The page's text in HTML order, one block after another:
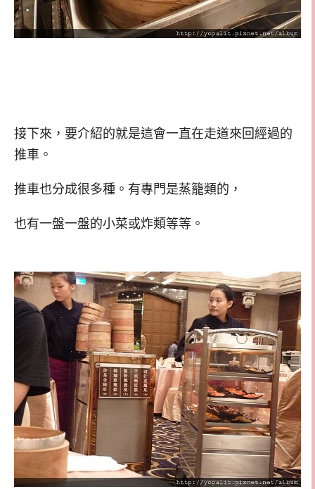
接下來，要介紹的就是這會一直在走道來回經過的
推車。
推車也分成很多種。有專門是蒸籠類的，
也有一盤一盤的小菜或炸類等等。